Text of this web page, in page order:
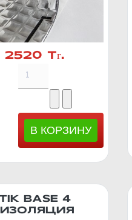
2520 Тг.
BASE 4